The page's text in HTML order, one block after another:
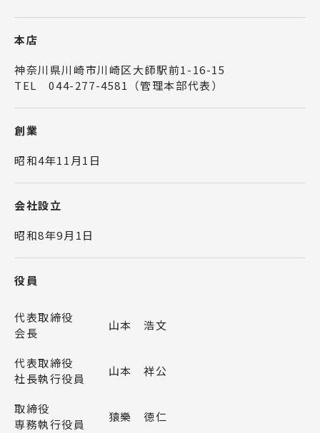
本店
神奈川県川崎市川崎区大師駅前1-16-15
TEL 044-277-4581（管理本部代表）
創業
昭和4年11月1日
会社設立
昭和8年9月1日
役員
代表取締役
会長
山本 浩文
代表取締役
社長執行役員
山本 祥公
取締役
専務執行役員
猿樂 徳仁